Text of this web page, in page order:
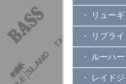
・ リューギ
・ リプライ
・ ルーハ
・ レイド